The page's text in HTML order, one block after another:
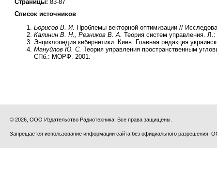
Страницы: 83-87
Список источников
Борисов В. И. Проблемы векторной оптимизации //
Калинин В. Н., Резников В. А. Теория систем управления.
Энциклопедия кибернетики. Киев: Главная редакция
Мануйлов Ю. С. Теория управления пространственным
СПб.: МОРФ. 2001.
© 2026, ООО Издательство Радиотехника. Все права защищены.
Запрещается использование информации сайта без официального разрешения